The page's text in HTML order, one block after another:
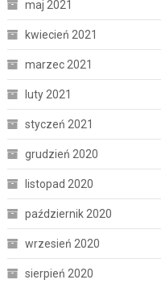
maj 2021
kwiecień 2021
marzec 2021
luty 2021
styczeń 2021
grudzień 2020
listopad 2020
październik 2020
wrzesień 2020
sierpień 2020